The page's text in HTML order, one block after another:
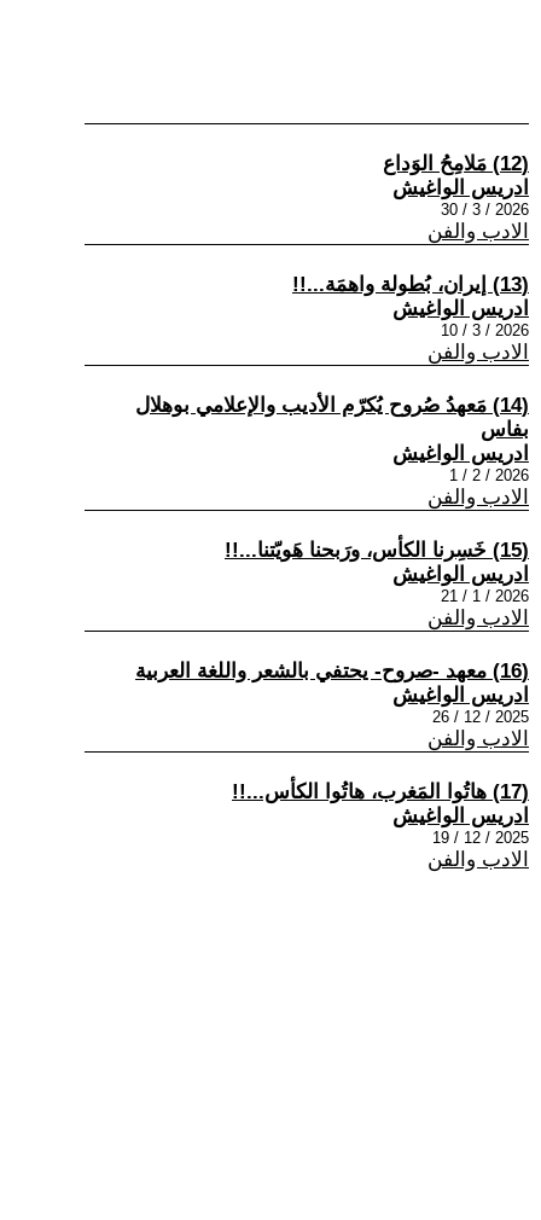
(12) مَلامِحُ الوَداع
ادريس الواغيش
2026 / 3 / 30
الادب والفن
(13) إيران، بُطولة واهمَة...!!
ادريس الواغيش
2026 / 3 / 10
الادب والفن
(14) مَعهدُ صُروح يُكرّم الأديب والإعلامي بوهلال
بفاس
ادريس الواغيش
2026 / 2 / 1
الادب والفن
(15) خَسِرنا الكأس، ورَبحنا هَويّتنا...!!
ادريس الواغيش
2026 / 1 / 21
الادب والفن
(16) معهد -صروح- يحتفي بالشعر واللغة العربية
ادريس الواغيش
2025 / 12 / 26
الادب والفن
(17) هاتُوا المَغرب، هاتُوا الكأس...!!
ادريس الواغيش
2025 / 12 / 19
الادب والفن